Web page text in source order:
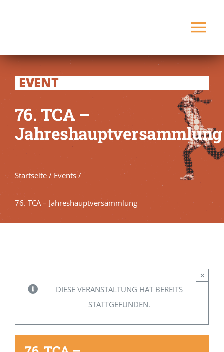
Spielbetrieb
Kontakt
EVENT
76. TCA –
Jahreshauptversammlung
Startseite/ Events/
76. TCA – Jahreshauptversammlung
DIESE VERANSTALTUNG HAT BEREITS
STATTGEFUNDEN.
×